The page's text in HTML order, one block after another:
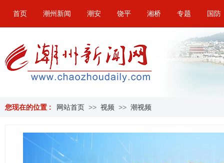
首页 潮州新闻 潮安 饶平 湘桥 专题 国防
您现在的位置 : 网站首页 >> 视频 >> 潮视频